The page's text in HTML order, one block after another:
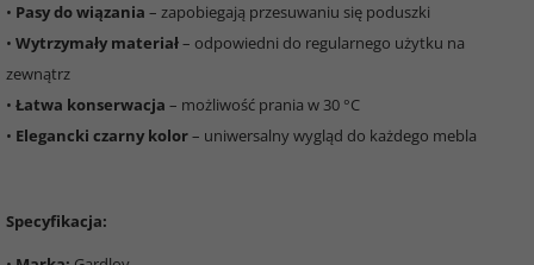
• Pasy do wiązania – zapobiegają przesuwaniu się poduszki
• Wytrzymały materiał– odpowiedni do regularnego użytku na
zewnątrz
• Łatwa konserwacja – możliwość prania w 30 °C
• Elegancki czarny kolor– uniwersalny wygląd do każdego mebla
Specyfikacja: